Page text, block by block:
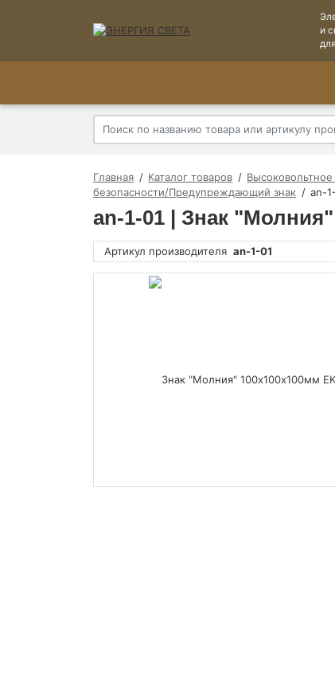
и
Главная Каталог товаров
безопасности/Предупреждающий знак
an-
an-1-01 | Знак
Артикул производителя an-1-01